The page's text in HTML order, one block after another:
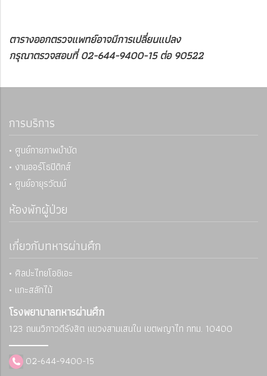
ตารางออกตรวจแพทย์อาจมีการเปลี่ยนแปลง
กรุณาตรวจสอบที่ 02-644-9400-15 ต่อ 90522
การบริการ
• ศูนย์กายภาพบำบัด
• งานออร์โธปิดิกส์
• ศูนย์อายุรวัฒน์
ห้องพักผู้ป่วย
เกี่ยวกับทหารผ่านศึก
• ศิลปะไทยโอชิเอะ
• แกะสลักไม้
โรงพยาบาลทหารผ่านศึก
123 ถนนวิภาวดีรังสิต แขวงสามเสนใน เขตพญาไท กทม. 10400
02-644-9400-15